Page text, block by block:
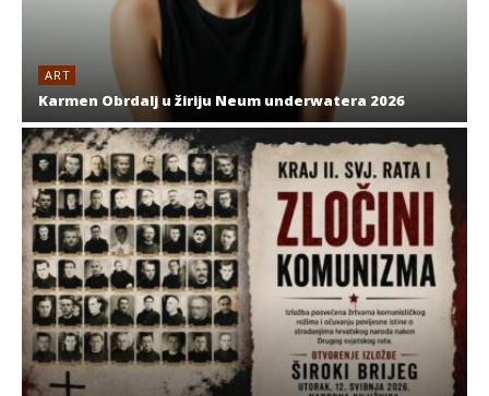
ART
Karmen Obrdalj u žiriju Neum underwatera 2026